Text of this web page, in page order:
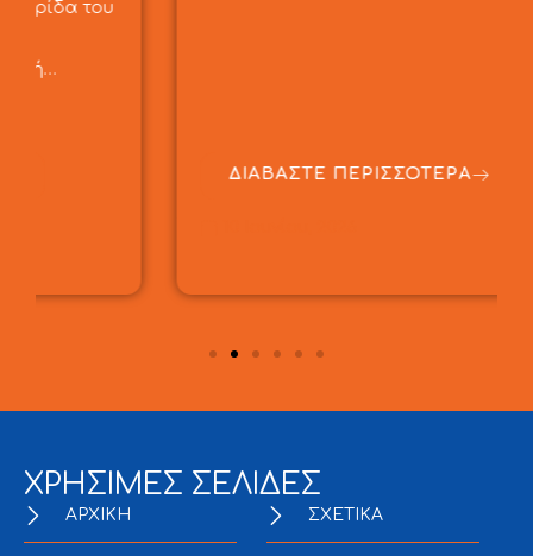
ΔΙΑΒΑΣΤΕ ΠΕΡΙΣΣΟΤΕΡΑ
ΧΡΗΣΙΜΕΣ ΣΕΛΙΔΕΣ
ΑΡΧΙΚΗ ΣΧΕΤΙΚΑ